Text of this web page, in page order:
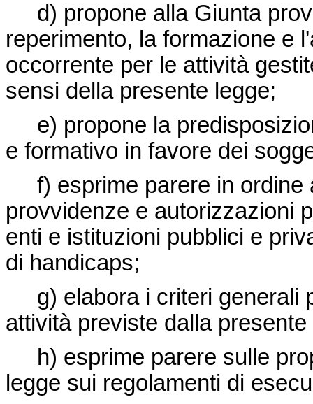
d) propone alla Giunta
reperimento, la formazione e
occorrente per le attività
sensi della presente legge;
e) propone la
e formativo in favore dei
f) esprime parere in ordine
provvidenze e autorizzazioni
enti e istituzioni pubblici e
di handicaps;
g) elabora i criteri generali
attività previste dalla presente
h) esprime parere sulle
legge sui regolamenti di